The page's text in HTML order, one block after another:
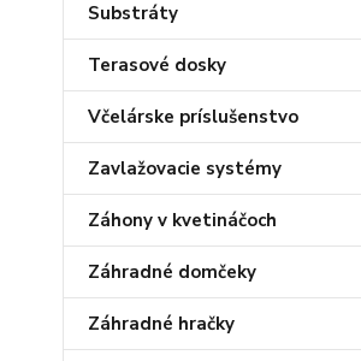
Substráty
Terasové dosky
Včelárske príslušenstvo
Zavlažovacie systémy
Záhony v kvetináčoch
Záhradné domčeky
Záhradné hračky